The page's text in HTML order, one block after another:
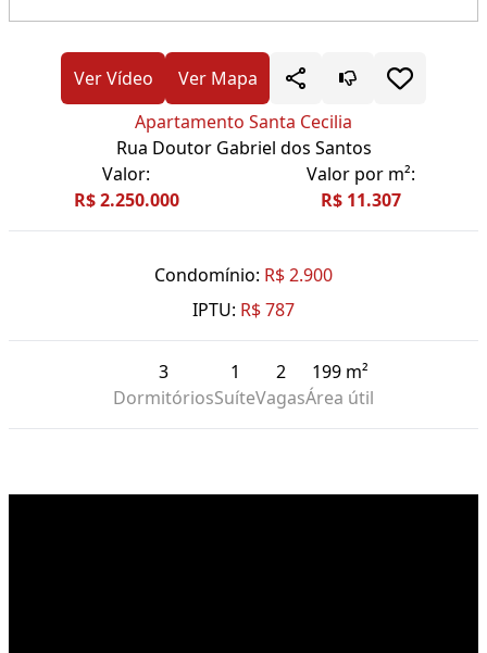
Ver Vídeo
Ver Mapa
Apartamento Santa Cecilia
Rua Doutor Gabriel dos Santos
Valor:
R$ 2.250.000
Valor por m²:
R$ 11.307
Condomínio: R$ 2.900
IPTU: R$ 787
3
Dormitórios
1
Suíte
2
Vagas
199 m²
Área útil